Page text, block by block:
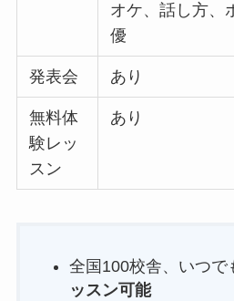
オケ、話し方、
優
発表会 あり
無料体
験レッ
スン
あり
全国100校舎、いつで
ッスン可能